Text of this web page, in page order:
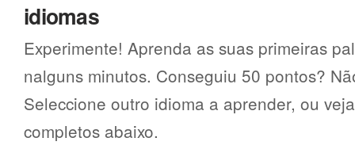
idiomas
Experimente! Aprenda as suas primeiras
nalguns minutos. Conseguiu 50 pontos?
Seleccione outro idioma a aprender, ou
completos abaixo.